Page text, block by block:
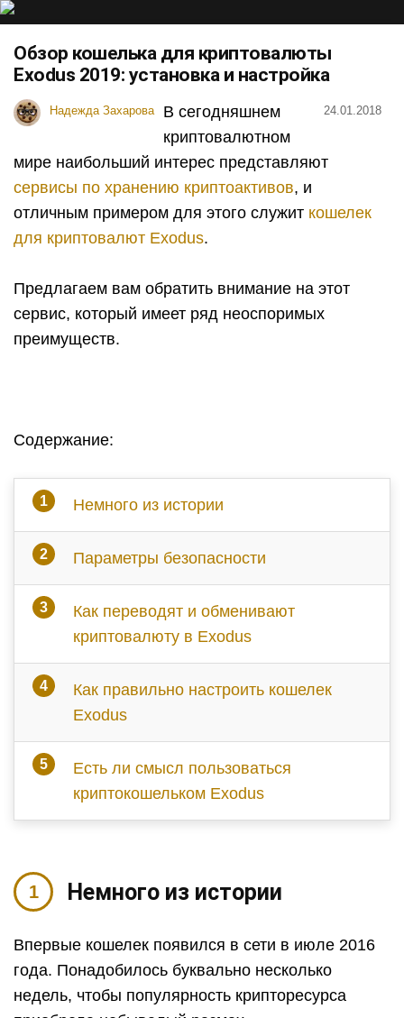
Обзор кошелька для криптовалюты
Exodus 2019: установка и настройка
Надежда Захарова 24.01.2018
В сегодняшнем
криптовалютном
мире наибольший интерес представляют
сервисы по хранению криптоактивов, и
отличным примером для этого служит кошелек
для криптовалют Exodus.
Предлагаем вам обратить внимание на этот
сервис, который имеет ряд неоспоримых
преимуществ.
Cодержание:
Немного из истории
Параметры безопасности
Как переводят и обменивают
криптовалюту в Exodus
Как правильно настроить кошелек
Exodus
Есть ли смысл пользоваться
криптокошельком Exodus
Немного из истории
Впервые кошелек появился в сети в июле 2016
года. Понадобилось буквально несколько
недель, чтобы популярность крипторесурса